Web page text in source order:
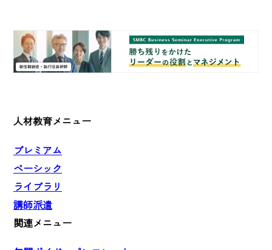
人材教育メニュー
プレミアム
ベーシック
ライブラリ
講師派遣
関連メニュー